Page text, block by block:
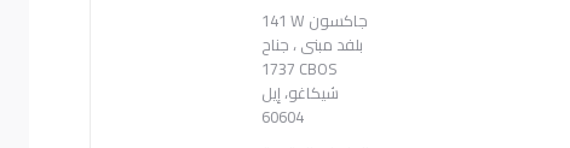
141 W جاكسون
بلفد مبنى ، جناح
1737 CBOS
شيكاغو، إيل
60604